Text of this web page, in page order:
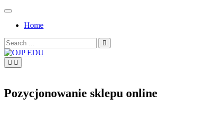
Skip
contentHome
Search
for:
Pozycjonowanie sklepu online